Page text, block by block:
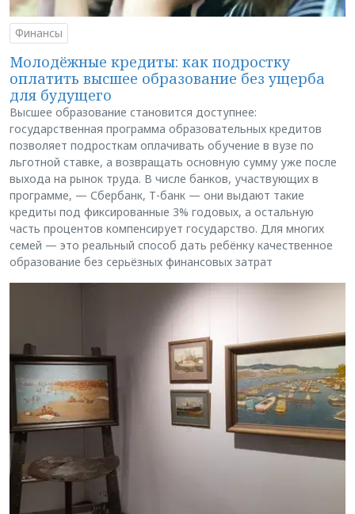
Финансы
Молодёжные кредиты: как подростку
оплатить высшее образование без ущерба
для будущего
Высшее образование становится доступнее:
государственная программа образовательных кредитов
позволяет подросткам оплачивать обучение в вузе по
льготной ставке, а возвращать основную сумму уже после
выхода на рынок труда. В числе банков, участвующих в
программе, — Сбербанк, Т-банк — они выдают такие
кредиты под фиксированные 3% годовых, а остальную
часть процентов компенсирует государство. Для многих
семей — это реальный способ дать ребёнку качественное
образование без серьёзных финансовых затрат